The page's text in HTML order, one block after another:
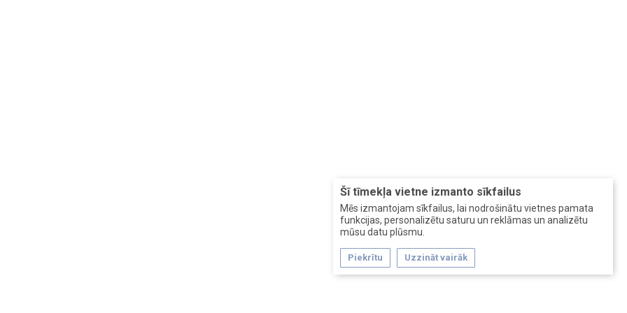
Šī tīmekļa vietne izmanto sīkfailus
Mēs izmantojam sīkfailus, lai nodrošinātu vietnes pamata
funkcijas, personalizētu saturu un reklāmas un analizētu
mūsu datu plūsmu.
Piekrītu Uzzināt vairāk